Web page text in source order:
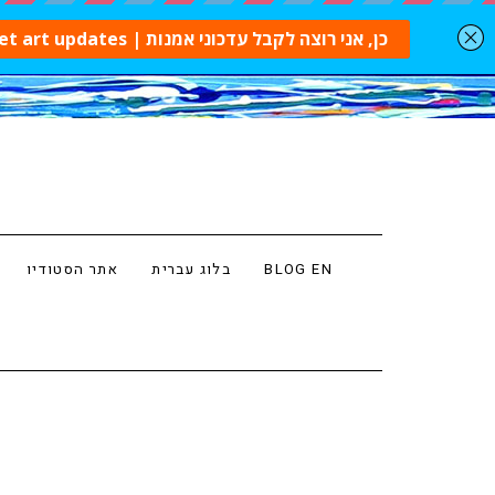
אתר הסטודיו בלוג עברית BLOG EN